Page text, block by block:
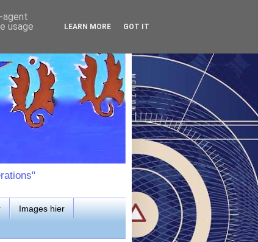
Images hier
agent
usage
LEARN MORE GOT IT